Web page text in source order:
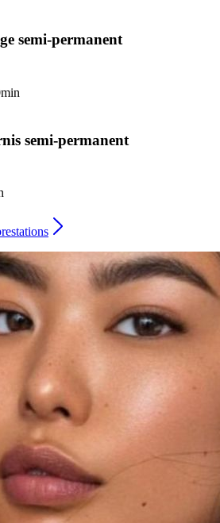
semi-permanent
semi-permanent